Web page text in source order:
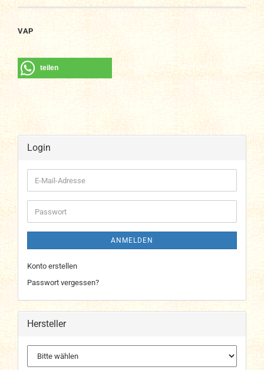
VAP
teilen
Login
E-
Mail-
Adresse
Passwort
ANMELDEN
Konto erstellen
Passwort vergessen?
Hersteller